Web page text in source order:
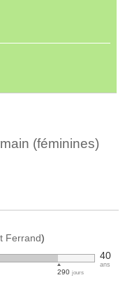
(féminines)
Ferrand)
290 jours
40
ans